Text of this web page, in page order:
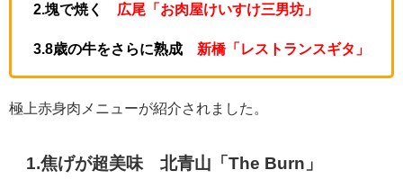
2.塊で焼く 広尾「お肉屋けいすけ三男坊」
3.8歳の牛をさらに熟成 新橋「レストランスギタ」
極上赤身肉メニューが紹介されました。
1.焦げが超美味 北青山「The Burn」